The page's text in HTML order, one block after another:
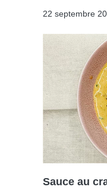
22 septembre
Sauce au